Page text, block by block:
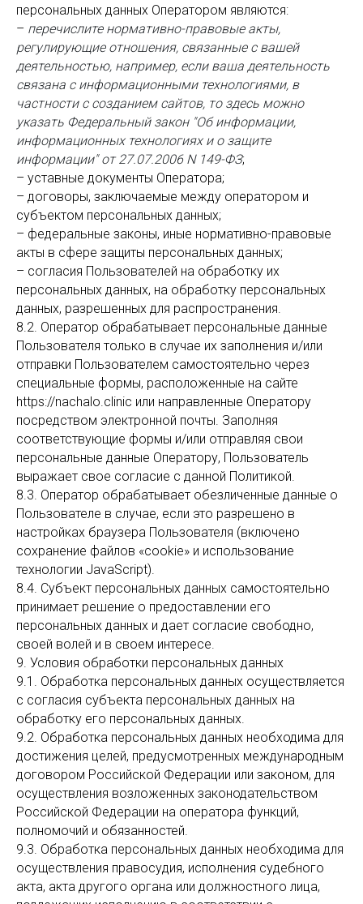
персональных данных Оператором являются:
– перечислите нормативно-правовые акты,
регулирующие отношения, связанные с вашей
деятельностью, например, если ваша деятельность
связана с информационными технологиями, в
частности с созданием сайтов, то здесь можно
указать Федеральный закон "Об информации,
информационных технологиях и о защите
информации" от 27.07.2006 N 149-ФЗ;
– уставные документы Оператора;
– договоры, заключаемые между оператором и
субъектом персональных данных;
– федеральные законы, иные нормативно-правовые
акты в сфере защиты персональных данных;
– согласия Пользователей на обработку их
персональных данных, на обработку персональных
данных, разрешенных для распространения.
8.2. Оператор обрабатывает персональные данные
Пользователя только в случае их заполнения и/или
отправки Пользователем самостоятельно через
специальные формы, расположенные на сайте
https://nachalo.clinic или направленные Оператору
посредством электронной почты. Заполняя
соответствующие формы и/или отправляя свои
персональные данные Оператору, Пользователь
выражает свое согласие с данной Политикой.
8.3. Оператор обрабатывает обезличенные данные о
Пользователе в случае, если это разрешено в
настройках браузера Пользователя (включено
сохранение файлов «cookie» и использование
технологии JavaScript).
8.4. Субъект персональных данных самостоятельно
принимает решение о предоставлении его
персональных данных и дает согласие свободно,
своей волей и в своем интересе.
9. Условия обработки персональных данных
9.1. Обработка персональных данных осуществляется
с согласия субъекта персональных данных на
обработку его персональных данных.
9.2. Обработка персональных данных необходима для
достижения целей, предусмотренных международным
договором Российской Федерации или законом, для
осуществления возложенных законодательством
Российской Федерации на оператора функций,
полномочий и обязанностей.
9.3. Обработка персональных данных необходима для
осуществления правосудия, исполнения судебного
акта, акта другого органа или должностного лица,